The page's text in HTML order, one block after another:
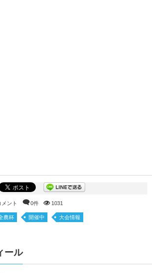
メント 0件 1031
農杯 開催中 大会情報
ール